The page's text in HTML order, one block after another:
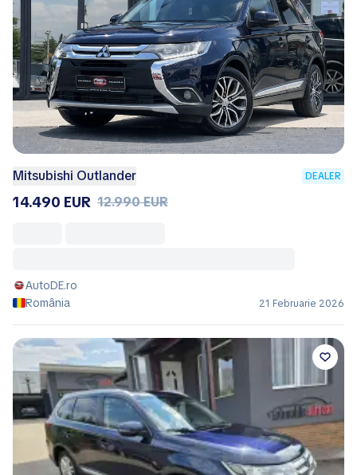
Mitsubishi Outlander DEALER
14.490 EUR 12.990 EUR
AutoDE.ro
România
21 Februarie 2026